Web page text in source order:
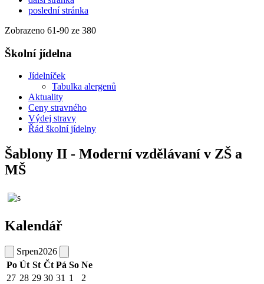
poslední stránka
Zobrazeno 61-90 ze 380
Školní jídelna
Jídelníček
Tabulka alergenů
Aktuality
Ceny stravného
Výdej stravy
Řád školní jídelny
Šablony II - Moderní vzdělávaní v ZŠ a
MŠ
Kalendář
Srpen2026
Po Út St Čt Pá So Ne
27 28 29 30 31 1
2